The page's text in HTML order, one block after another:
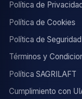
Política de
Política de Cookies
Política de Seguridad
Términos y
Política SAGRILAFT
Cumplimiento con